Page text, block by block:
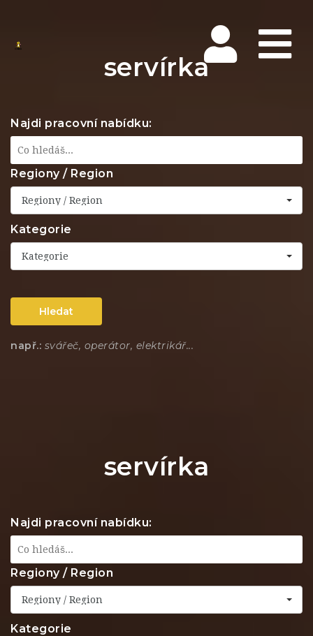
servírka
Najdi pracovní nabídku:
Regiony / Region
Regiony / Region
Kategorie
Kategorie
Hledat
např.: svářeč, operátor, elektrikář...
servírka
Najdi pracovní nabídku:
Regiony / Region
Regiony / Region
Kategorie